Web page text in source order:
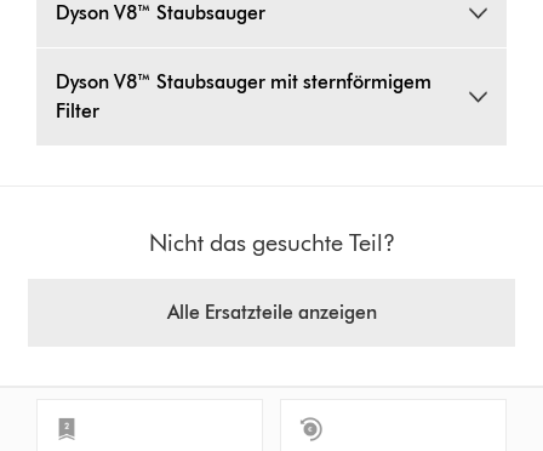
Dyson V8™ Staubsauger
Dyson V8™ Staubsauger mit sternförmigem
Filter
Nicht das gesuchte Teil?
Alle Ersatzteile anzeigen